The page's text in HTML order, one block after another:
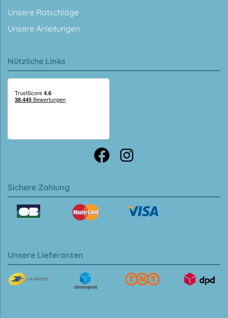
Unsere Ratschläge
Unsere Anleitungen
Nützliche Links
Sichere Zahlung
Unsere Lieferanten